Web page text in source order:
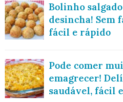
Bolinho
desincha! Sem
fácil e rápido
Pode comer
emagrecer!
saudável, fácil